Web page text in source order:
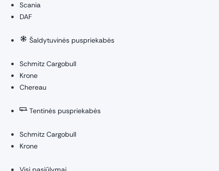
Scania
DAF
Šaldytuvinės puspriekabės
Schmitz Cargobull
Krone
Chereau
Tentinės puspriekabės
Schmitz Cargobull
Krone